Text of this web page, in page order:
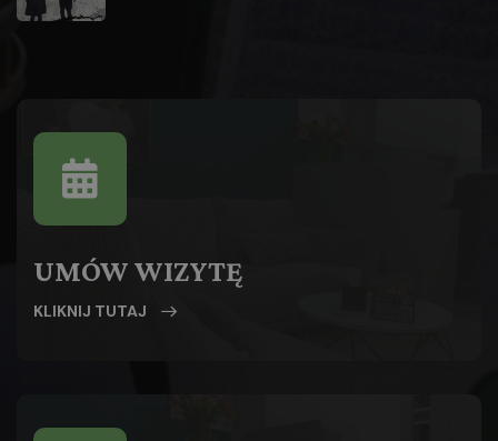
UMÓW WIZYTĘ
KLIKNIJ TUTAJ